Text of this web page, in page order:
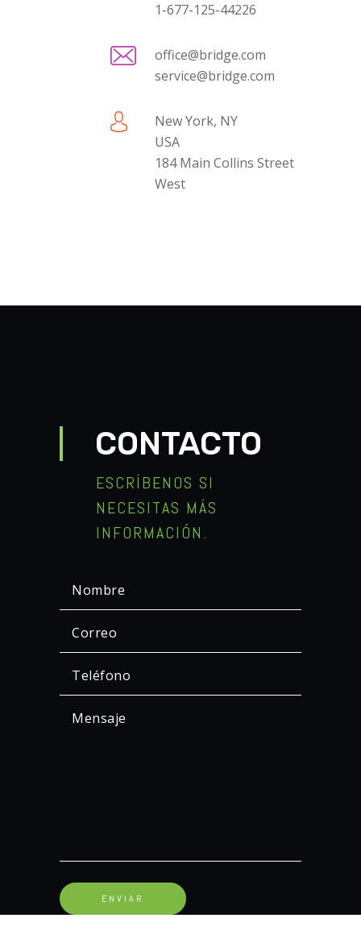
1-677-125-44226
office@bridge.com
service@bridge.com
New York, NY
USA
184 Main Collins Street
West
CONTACTO
ESCRÍBENOS SI
NECESITAS MÁS
INFORMACIÓN.